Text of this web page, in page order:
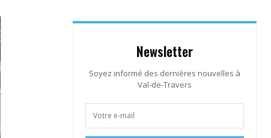
Newsletter
Soyez informé des dernières nouvelles à
Val-de-Travers